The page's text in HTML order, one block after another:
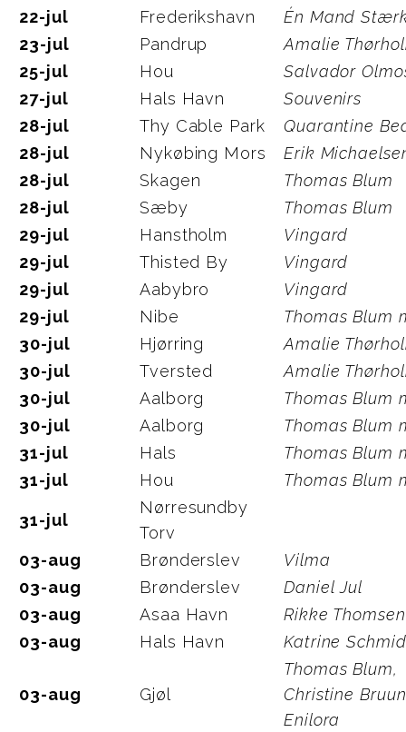
22-jul
Frederikshavn
Én Mand
23-jul
Pandrup
Amalie
25-jul
Hou
Salvador
27-jul
Hals Havn
Souvenirs
28-jul
Thy Cable Park
Quarantine
28-jul
Nykøbing Mors
Erik
28-jul
Skagen
Thomas Blum
28-jul
Sæby
Thomas Blum
29-jul
Hanstholm
Vingard
29-jul
Thisted By
Vingard
29-jul
Aabybro
Vingard
29-jul
Nibe
Thomas Blum
30-jul
Hjørring
Amalie
30-jul
Tversted
Amalie
30-jul
Aalborg
Thomas Blum
30-jul
Aalborg
Thomas Blum
31-jul
Hals
Thomas Blum
31-jul
Hou Thomas Blum
31-jul
Nørresundby
Torv
03-aug
Brønderslev
Vilma
03-aug
Brønderslev
Daniel Jul
03-aug
Asaa Havn
Rikke Thomsen
03-aug
Hals Havn Katrine
03-aug Gjøl
Thomas Blum,
Christine
Enilora